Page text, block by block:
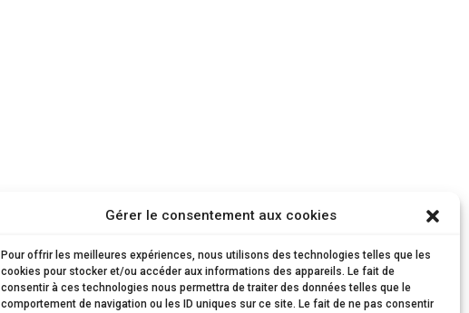
Gérer le consentement aux cookies
Pour offrir les meilleures expériences, nous utilisons des technologies telles que les
cookies pour stocker et/ou accéder aux informations des appareils. Le fait de
consentir à ces technologies nous permettra de traiter des données telles que le
comportement de navigation ou les ID uniques sur ce site. Le fait de ne pas consentir